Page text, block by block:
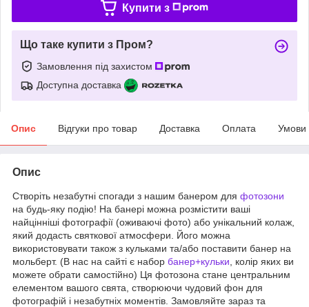
Купити з
Що таке купити з Пром?
Замовлення під захистом
Доступна доставка
Опис Відгуки про товар Доставка Оплата Умови
Опис
Створіть незабутні спогади з нашим банером для фотозони
на будь-яку подію! На банері можна розмістити ваші
найцінніші фотографії (оживаючі фото) або унікальний колаж,
який додасть святкової атмосфери. Його можна
використовувати також з кульками та/або поставити банер на
мольберт. (В нас на сайті є набор банер+кульки , колір яких ви
можете обрати самостійно) Ця фотозона стане центральним
елементом вашого свята, створюючи чудовий фон для
фотографій і незабутніх моментів. Замовляйте зараз та